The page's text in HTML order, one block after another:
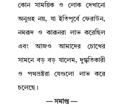
কোন সাময়িক ও লোক দেখানো
অনুগ্রহ নয়,যা ইতিপূর্বে ফেরাউন,
নমরূদ ও কারূনরা লাভ করেছিল
এবং আজও আমাদের চোখের
সামনে বড় বড় যালেম,দুস্কৃতিকারী
ও পথভ্রষ্টরা যেগুলো লাভ করে
চলেছে ।
—সমাপ্ত —